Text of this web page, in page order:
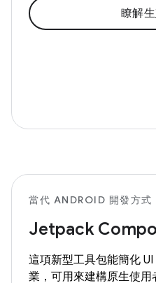
瞭解
當代 ANDROID 開發方式
Jetpack
這項新型工具包能簡化
業，可用來建構原生使